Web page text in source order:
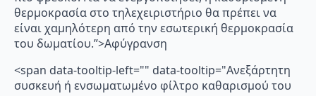
θερμοκρασία στο τηλεχειριστήριο θα πρέπει να
είναι χαμηλότερη από την εσωτερική θερμοκρασία
του δωματίου.”>Αφύγρανση
<span data-tooltip-left="" data-tooltip="Ανεξάρτητη
συσκευή ή ενσωματωμένο φίλτρο καθαρισμού του